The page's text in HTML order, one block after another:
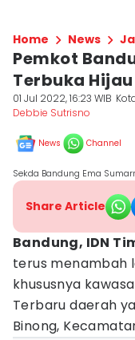
Home News
Pemkot
Terbuka
01 Jul 2022, 16:23 WIB
Debbie Sutrisno
News Channel
Sekda Bandung Ema
Share Article
Bandung, IDN
terus menambah
khususnya
Terbaru daerah
Binong,